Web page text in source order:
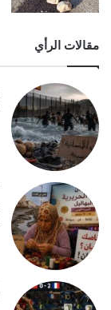
مقالات الرأي